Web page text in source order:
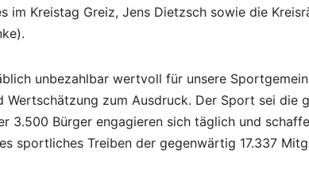
im Kreistag Greiz, Jens Dietzsch sowie die
unbezahlbar wertvoll für unsere
Wertschätzung zum Ausdruck. Der Sport sei die
3.500 Bürger engagieren sich täglich und
sportliches Treiben der gegenwärtig 17.337